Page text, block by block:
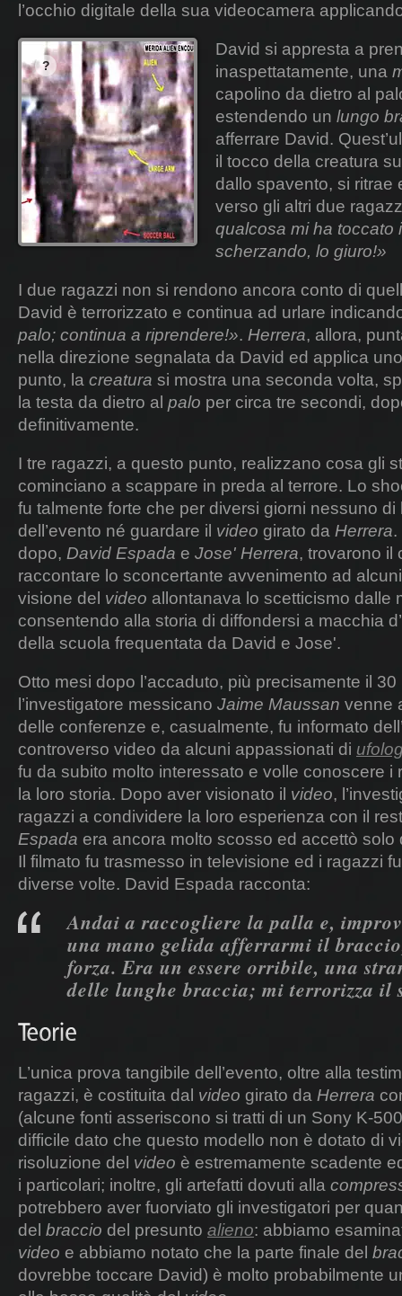
l’occhio digitale della sua videocamera
David si appresta a
inaspettatamente, una
capolino da dietro al
estendendo un lungo
afferrare David.
il tocco della creatura
dallo spavento, si ritrae
verso gli altri due
qualcosa mi ha toccato
scherzando, lo giuro!»
I due ragazzi non si rendono ancora conto di
David è terrorizzato e continua ad urlare
palo; continua a riprendere!». Herrera, allora,
nella direzione segnalata da David ed applica
punto, la creatura si mostra una seconda volta,
la testa da dietro al palo per circa tre secondi,
definitivamente.
I tre ragazzi, a questo punto, realizzano cosa gli
cominciano a scappare in preda al terrore. Lo
fu talmente forte che per diversi giorni nessuno
dell’evento né guardare il video girato da Herrera.
dopo, David Espada e Jose' Herrera, trovarono il
raccontare lo sconcertante avvenimento ad
visione del video allontanava lo scetticismo dalle
consentendo alla storia di diffondersi a macchia
della scuola frequentata da David e Jose'.
Otto mesi dopo l’accaduto, più precisamente il
l’investigatore messicano Jaime Maussan venne
delle conferenze e, casualmente, fu informato
controverso video da alcuni appassionati di
fu da subito molto interessato e volle conoscere i
la loro storia. Dopo aver visionato il video,
ragazzi a condividere la loro esperienza con il
Espada era ancora molto scosso ed accettò solo
Il filmato fu trasmesso in televisione ed i ragazzi
diverse volte. David Espada racconta:
Andai a raccogliere la palla e,
una mano gelida afferrarmi il
forza. Era un essere orribile, una
delle lunghe braccia; mi terrorizza il
L’unica prova tangibile dell’evento, oltre alla
ragazzi, è costituita dal video girato da Herrera
(alcune fonti asseriscono si tratti di un Sony K-
difficile dato che questo modello non è dotato di
risoluzione del video è estremamente scadente
i particolari; inoltre, gli artefatti dovuti alla
potrebbero aver fuorviato gli investigatori per
del braccio del presunto alieno: abbiamo
video e abbiamo notato che la parte finale del
dovrebbe toccare David) è molto probabilmente